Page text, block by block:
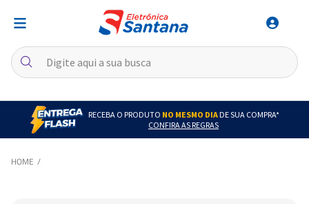
RECEBA O PRODUTO NO MESMO DIADE SUA COMPRA*
CONFIRA AS REGRAS